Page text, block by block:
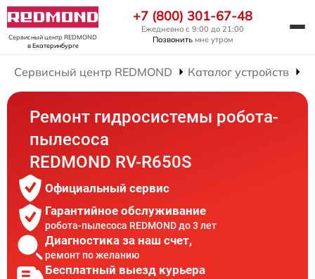
Сервисный центр REDMOND
в Екатеринбурге
+7 (800) 301-67-48
Ежедневно с 9:00 до 21:00
Позвонить мне утром
Сервисный центр REDMOND Каталог устройств
Ремонт гидросистемы робота-
пылесоса
REDMOND RV-R650S
Официальный сервис
Гарантийное обслуживание
робота-пылесоса REDMOND до 3 лет
Диагностика за наш счет,
ремонт по желанию
Бесплатный выезд курьера